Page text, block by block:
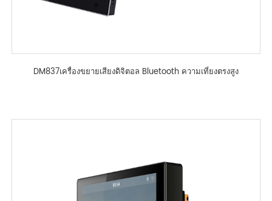
DM837เครื่องขยายเสียงดิจิตอล Bluetooth ความเที่ยงตรงสูง